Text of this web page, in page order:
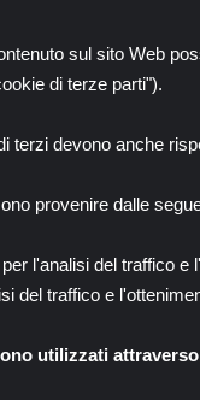
sul sito Web
di terze parti").
terzi devono anche
provenire dalle
per l'analisi del traffico e
del traffico e
utilizzati